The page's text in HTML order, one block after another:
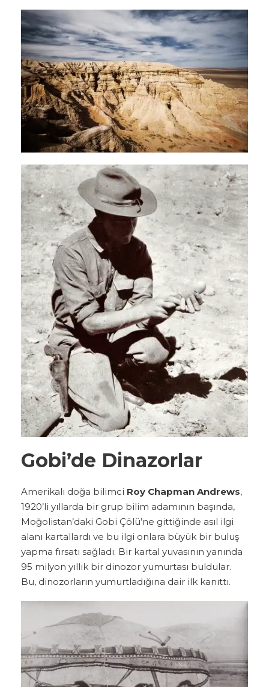
Gobi’de Dinazorlar
Amerikalı doğa bilimci Roy Chapman Andrews,
1920’li yıllarda bir grup bilim adamının başında,
Moğolistan’daki Gobi Çölü’ne gittiğinde asıl ilgi
alanı kartallardı ve bu ilgi onlara büyük bir buluş
yapma fırsatı sağladı. Bir kartal yuvasının yanında
95 milyon yıllık bir dinozor yumurtası buldular.
Bu, dinozorların yumurtladığına dair ilk kanıttı.